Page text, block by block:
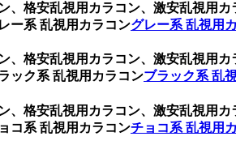
、格安乱視用カラコン、激安乱視用
ー系 乱視用カラコングレー系 乱視用
、格安乱視用カラコン、激安乱視用
ック系 乱視用カラコンブラック系 乱
、格安乱視用カラコン、激安乱視用
コ系 乱視用カラコンチョコ系 乱視用